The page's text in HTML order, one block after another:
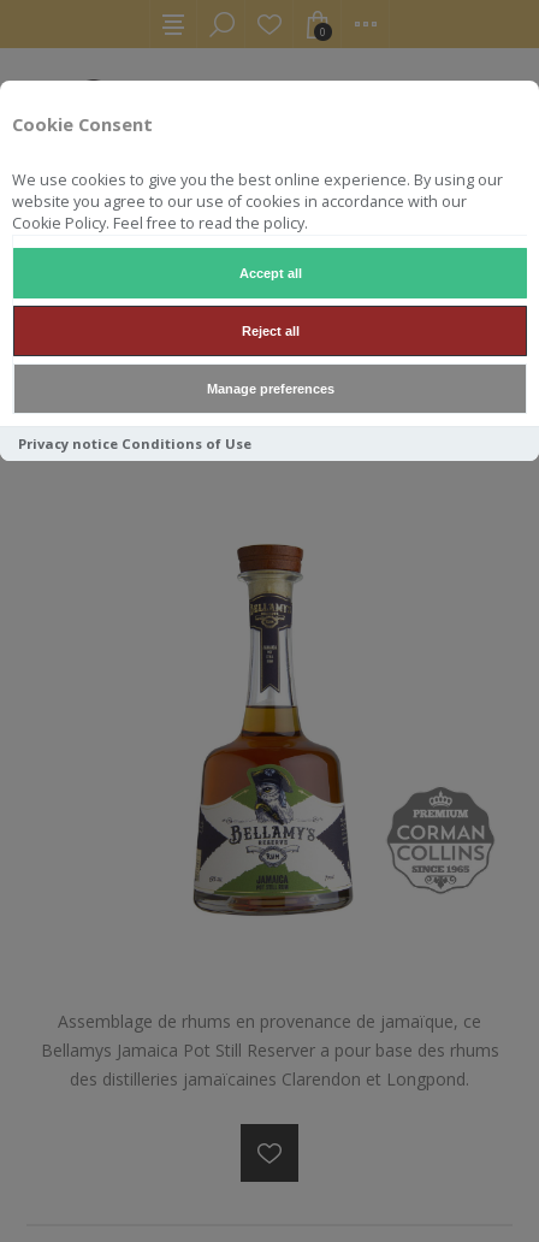
Cookie Consent
We use cookies to give you the best online experience. By using our
website you agree to our use of cookies in accordance with our
Cookie Policy. Feel free to read the policy.
Accept all
Reject all
Manage preferences
Privacy notice Conditions of Use
0
BELLAMYS 70 CL 43° JAMAICA
POT STILL RESERVE 4 YO
Assemblage de rhums en provenance de jamaïque, ce
Bellamys Jamaica Pot Still Reserver a pour base des rhums
des distilleries jamaïcaines Clarendon et Longpond.